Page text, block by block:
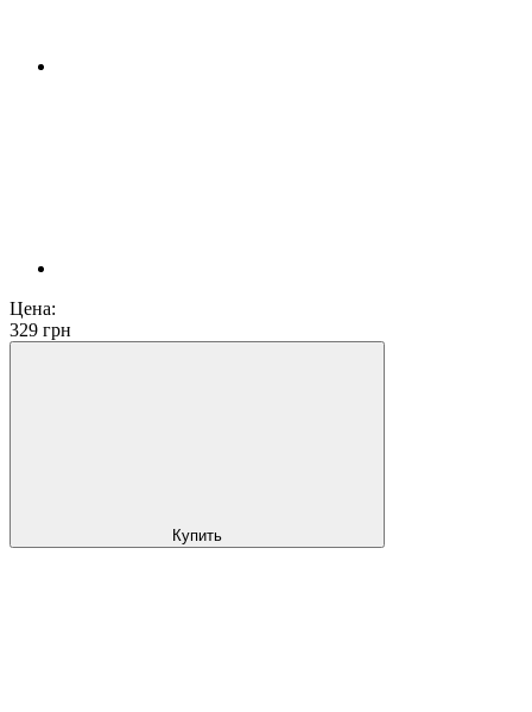
Цена:
329 грн
Купить